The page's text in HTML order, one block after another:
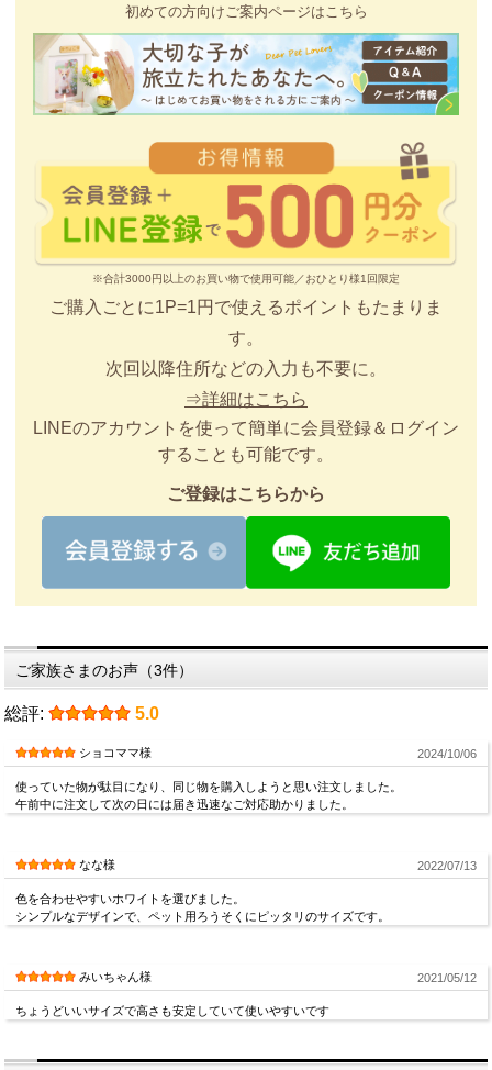
初めての方向けご案内ページはこちら
※合計3000円以上のお買い物で使用可能／おひとり様1回限定
ご購入ごとに1P=1円で使えるポイントもたまりま
す。
次回以降住所などの入力も不要に。
⇒詳細はこちら
LINEのアカウントを使って簡単に会員登録＆ログイン
することも可能です。
ご登録はこちらから
ご家族さまのお声（3件）
総評: 5.0
ショコママ様 2024/10/06
使っていた物が駄目になり、同じ物を購入しようと思い注文しました。
午前中に注文して次の日には届き迅速なご対応助かりました。
なな様 2022/07/13
色を合わせやすいホワイトを選びました。
シンプルなデザインで、ペット用ろうそくにピッタリのサイズです。
みいちゃん様 2021/05/12
ちょうどいいサイズで高さも安定していて使いやすいです